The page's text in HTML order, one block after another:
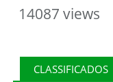
14087
CLASSIFICADOS